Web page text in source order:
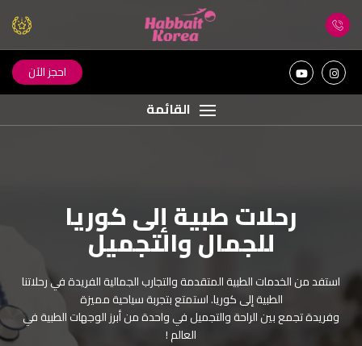
احجز الآن
القائمة
اكتشف جمال كوريا مع
حبيت كوريا
اكتشف جمال كوريا الساحرة مع رحلات مصممة بعناية كبيرة من فريق
حبيت كوريا. ! عش تجربة سفر استثنائية مع خدمات فاخرة ذات جودة
عالية لرحلة رائعة لا تنسى ! رضاكم هو هدفنا !
رحلات طبية إلى كوريا
للجمال والتجميل
استفد من الخدمات الطبية المتقدمة والتجارب الجمالية الفريدة في رحلاتنا
الطبية إلى كوريا. استمتع بتجربة سياحية مميزة
وفريدة تجمع بين الراحة والتجميل في واحدة من أبرز الوجهات الطبية في
العالم !